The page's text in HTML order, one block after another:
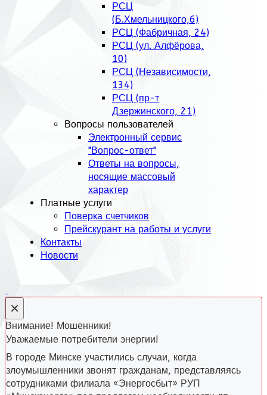
РСЦ
(Б.Хмельницкого,6)
РСЦ (Фабричная, 24)
РСЦ (ул. Алфёрова,
10)
РСЦ (Независимости,
134)
РСЦ (пр-т
Дзержинского, 21)
Вопросы пользователей
Электронный сервис
"Вопрос-ответ"
Ответы на вопросы,
носящие массовый
характер
Платные услуги
Поверка счетчиков
Прейскурант на работы и услуги
Контакты
Новости
×
Внимание! Мошенники!
Уважаемые потребители энергии!
В городе Минске участились случаи, когда
злоумышленники звонят гражданам, представляясь
сотрудниками филиала «Энергосбыт» РУП